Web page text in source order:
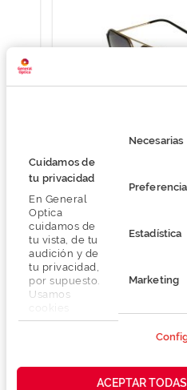
Cuidamos de
tu privacidad
En General
Optica
cuidamos de
tu vista, de tu
audición y de
tu privacidad,
por supuesto.
Usamos
propias y de
cómo mejorar
deNecesarias
Estadística
Marketing
ACEPTAR
D&G